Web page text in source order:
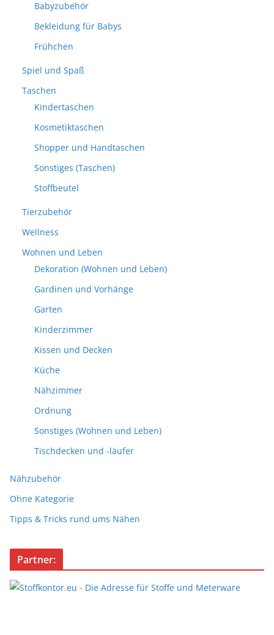
Babyzubehör
Bekleidung für Babys
Frühchen
Spiel und Spaß
Taschen
Kindertaschen
Kosmetiktaschen
Shopper und Handtaschen
Sonstiges (Taschen)
Stoffbeutel
Tierzubehör
Wellness
Wohnen und Leben
Dekoration (Wohnen und Leben)
Gardinen und Vorhänge
Garten
Kinderzimmer
Kissen und Decken
Küche
Nähzimmer
Ordnung
Sonstiges (Wohnen und Leben)
Tischdecken und -läufer
Nähzubehör
Ohne Kategorie
Tipps & Tricks rund ums Nähen
Partner: